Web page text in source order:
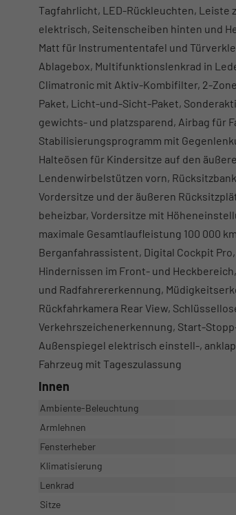
Tagfahrlicht, LED-Rückleuchten,
elektrisch, Seitenscheiben hinten und
Matt für Instrumententafel und
Ablagebox, Multifunktionslenkrad in
Climatronic mit Aktiv-Kombifilter, 2-
Paket, Licht-und-Sicht-Paket,
gewichts- und platzsparend, Airbag für
Stabilisierungsprogramm mit
Halteösen für Kindersitze auf den
Lendenwirbelstützen vorn,
Vordersitze und der äußeren
beheizbar, Vordersitze mit
maximale Gesamtlaufleistung 100 000
Berganfahrassistent, Digital Cockpit
Hindernissen im Front- und
und Radfahrererkennung,
Rückfahrkamera Rear View,
Verkehrszeichenerkennung, Start-
Außenspiegel elektrisch einstell-,
Fahrzeug mit Tageszulassung
Innen
Ambiente-Beleuchtung
Armlehnen
Fensterheber
Klimatisierung
Lenkrad
Sitze